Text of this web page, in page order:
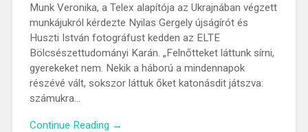
Munk Veronika, a Telex alapítója az Ukrajnában végzett
munkájukról kérdezte Nyilas Gergely újságírót és
Huszti István fotográfust kedden az ELTE
Bölcsészettudományi Karán. „Felnőtteket láttunk sírni,
gyerekeket nem. Nekik a háború a mindennapok
részévé vált, sokszor láttuk őket katonásdit játszva:
számukra…
Continue Reading →